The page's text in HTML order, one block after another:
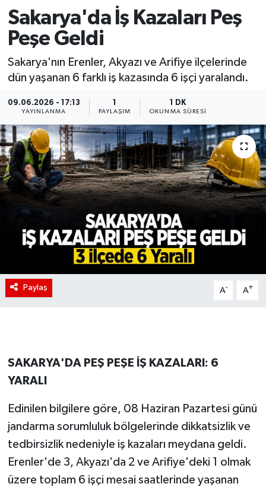
Sakarya'da İş Kazaları Peş
Peşe Geldi
Sakarya'nın Erenler, Akyazı ve Arifiye ilçelerinde
dün yaşanan 6 farklı iş kazasında 6 işçi yaralandı.
09.06.2026 - 17:13
YAYINLANMA PAYLAŞIM
1 DK
OKUNMA SÜRESI
Paylaş A- A+
SAKARYA'DA PEŞ PEŞE İŞ KAZALARI: 6
YARALI
Edinilen bilgilere göre, 08 Haziran Pazartesi günü
jandarma sorumluluk bölgelerinde dikkatsizlik ve
tedbirsizlik nedeniyle iş kazaları meydana geldi.
Erenler'de 3, Akyazı'da 2 ve Arifiye'deki 1 olmak
üzere toplam 6 işçi mesai saatlerinde yaşanan